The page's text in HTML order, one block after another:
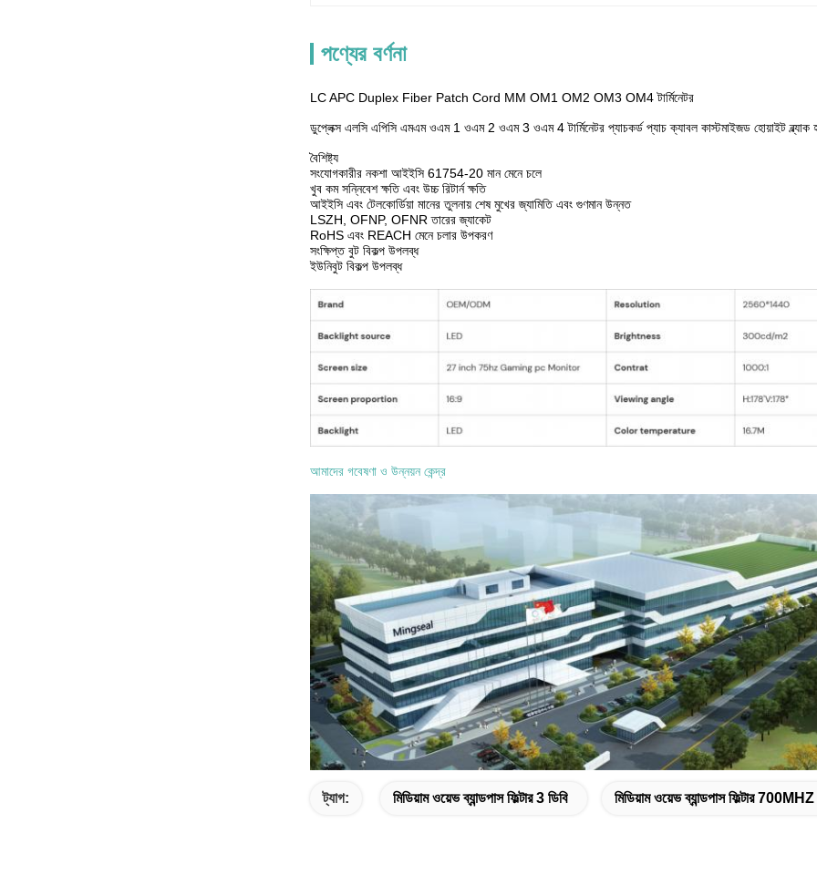
পণ্যের বর্ণনা
LC APC Duplex Fiber Patch Cord MM OM1 OM2 OM3 OM4 টার্মিনেটর
ডুপ্লেক্স এলসি এপিসি এমএম ওএম 1 ওএম 2 ওএম 3 ওএম 4 টার্মিনেটর প্যাচকর্ড প্যাচ ক্যাবল কাস্টমাইজড হোয়াইট ব্ল্যাক
বৈশিষ্ট্য
সংযোগকারীর নকশা আইইসি 61754-20 মান মেনে চলে
খুব কম সন্নিবেশ ক্ষতি এবং উচ্চ রিটার্ন ক্ষতি
আইইসি এবং টেলকোর্ডিয়া মানের তুলনায় শেষ মুখের জ্যামিতি এবং গুণমান উন্নত
LSZH, OFNP, OFNR তারের জ্যাকেট
RoHS এবং REACH মেনে চলার উপকরণ
সংক্ষিপ্ত বুট বিকল্প উপলব্ধ
ইউনিবুট বিকল্প উপলব্ধ
আমাদের গবেষণা ও উন্নয়ন কেন্দ্র
ট্যাগ: মিডিয়াম ওয়েভ ব্যান্ডপাস ফিল্টার 3 ডিবি মিডিয়াম ওয়েভ ব্যান্ডপাস ফিল্টার 700MHZ